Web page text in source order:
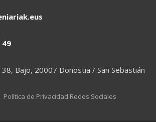
49
Bajo, 20007 Donostia / San Sebastián
Política de Privacidad Redes Sociales